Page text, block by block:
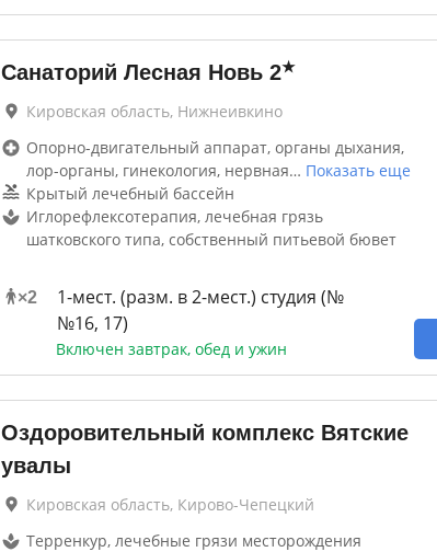
Санаторий Лесная Новь 2★
Кировская область, Нижнеивкино
Опорно-двигательный аппарат, органы дыхания,
лор-органы, гинекология, нервная… Показать еще
Крытый лечебный бассейн
Иглорефлексотерапия, лечебная грязь
шатковского типа, собственный питьевой бювет
×2
1-мест. (разм. в 2-мест.) студия (№
№16, 17)
Включен завтрак, обед и ужин
Оздоровительный комплекс Вятские
увалы
Кировская область, Кирово-Чепецкий
Терренкур, лечебные грязи месторождения